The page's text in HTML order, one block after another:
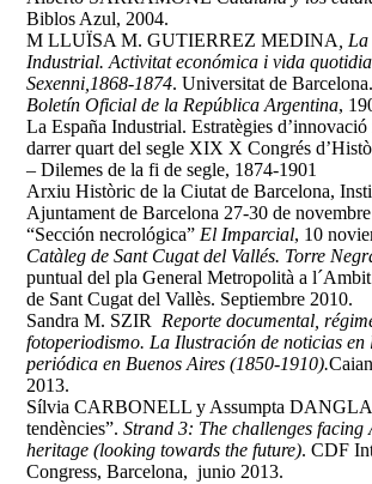
Biblos Azul, 2004.
M LLUÏSA M. GUTIERREZ MEDINA
,
Industrial. Activitat económica i vida
Sexenni,1868-1874. Universitat de Barcelona.
Boletín Oficial de la República Argentina,
La España Industrial. Estratègies
darrer quart del segle XIX X Congrés
– Dilemes de la fi de segle, 1874-1901
Arxiu Històric de la Ciutat de Barcelona,
Ajuntament de Barcelona 27-30 de
“Sección necrológica” El Imparcial, 10
Catàleg de Sant Cugat del Vallés. Torre
puntual del pla General Metropolità a
de Sant Cugat del Vallès. Septiembre 2010.
Sandra M. SZIR Reporte documental,
fotoperiodismo. La Ilustración de noticias en
periódica en Buenos Aires (1850-1910).
2013.
Sílvia CARBONELL y Assumpta
tendències”.Strand 3: The challenges facing
heritage (looking towards the future). CDF
Congress, Barcelona, junio 2013.